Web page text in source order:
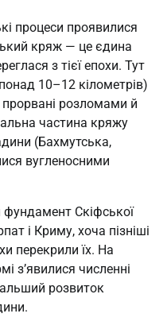
процеси проявилися
кряж — це єдина
з тієї епохи. Тут
10–12 кілометрів)
прорвані розломами й
частина кряжу
(Бахмутська,
вугленосними
Скіфської
і Криму, хоча пізніші
перекрили їх. На
з’явилися численні
розвиток